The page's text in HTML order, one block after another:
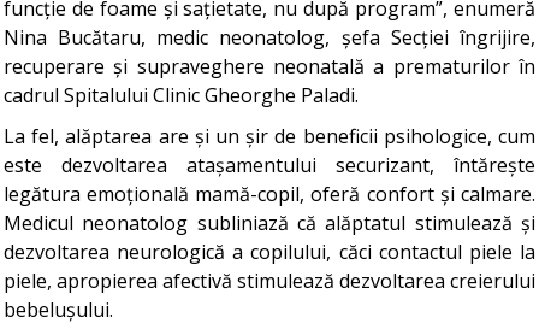
funcție de foame și sațietate, nu după program”, enumeră
Nina Bucătaru, medic neonatolog, șefa Secției îngrijire,
recuperare și supraveghere neonatală a prematurilor în
cadrul Spitalului Clinic Gheorghe Paladi.
La fel, alăptarea are și un șir de beneficii psihologice, cum
este dezvoltarea atașamentului securizant, întărește
legătura emoțională mamă-copil, oferă confort și calmare.
Medicul neonatolog subliniază că alăptatul stimulează și
dezvoltarea neurologică a copilului, căci contactul piele la
piele, apropierea afectivă stimulează dezvoltarea creierului
bebelușului.